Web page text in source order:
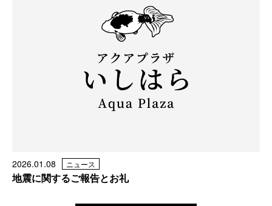
2026.01.08 ニュース
地震に関するご報告とお礼